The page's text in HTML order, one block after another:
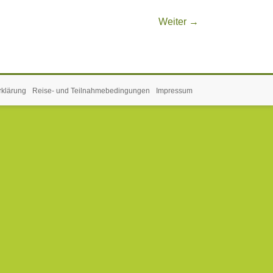
Weiter →
Reise- und Teilnahmebedingungen Impressum